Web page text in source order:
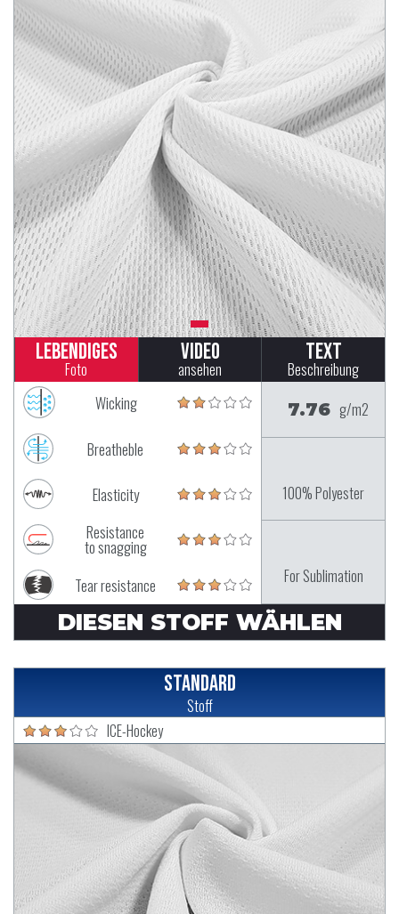
Lebendiges
Foto
Video
ansehen
Text
Beschreibung
Wicking
Breatheble
Elasticity
Resistance
to snagging
Tear resistance
7.76 g/m2
100% Polyester
For Sublimation
DIESEN STOFF WÄHLEN
Standard
Stoff
ICE-Hockey